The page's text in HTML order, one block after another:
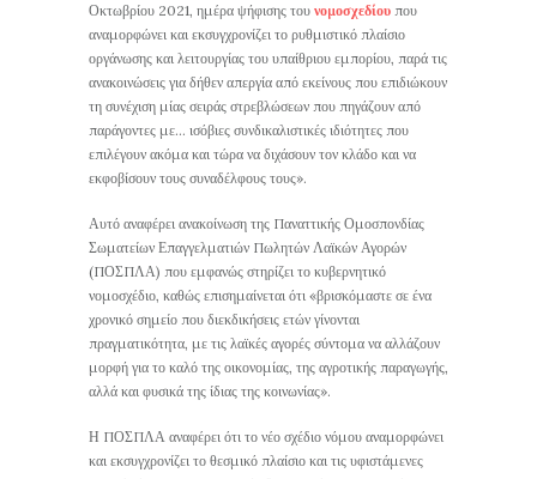
Οκτωβρίου 2021, ημέρα ψήφισης του νομοσχεδίου που
αναμορφώνει και εκσυγχρονίζει το ρυθμιστικό πλαίσιο
οργάνωσης και λειτουργίας του υπαίθριου εμπορίου, παρά τις
ανακοινώσεις για δήθεν απεργία από εκείνους που επιδιώκουν
τη συνέχιση μίας σειράς στρεβλώσεων που πηγάζουν από
παράγοντες με… ισόβιες συνδικαλιστικές ιδιότητες που
επιλέγουν ακόμα και τώρα να διχάσουν τον κλάδο και να
εκφοβίσουν τους συναδέλφους τους».
Αυτό αναφέρει ανακοίνωση της Παναττικής Ομοσπονδίας
Σωματείων Επαγγελματιών Πωλητών Λαϊκών Αγορών
(ΠΟΣΠΛΑ) που εμφανώς στηρίζει το κυβερνητικό
νομοσχέδιο, καθώς επισημαίνεται ότι «βρισκόμαστε σε ένα
χρονικό σημείο που διεκδικήσεις ετών γίνονται
πραγματικότητα, με τις λαϊκές αγορές σύντομα να αλλάζουν
μορφή για το καλό της οικονομίας, της αγροτικής παραγωγής,
αλλά και φυσικά της ίδιας της κοινωνίας».
Η ΠΟΣΠΛΑ αναφέρει ότι το νέο σχέδιο νόμου αναμορφώνει
και εκσυγχρονίζει το θεσμικό πλαίσιο και τις υφιστάμενες